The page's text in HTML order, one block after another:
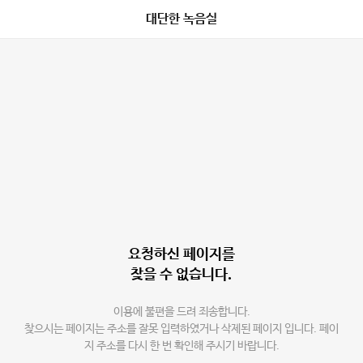
대단한 녹음실
요청하신 페이지를
찾을 수 없습니다.
이용에 불편을 드려 죄송합니다.
찾으시는 페이지는 주소를 잘못 입력하였거나 삭제된 페이지 입니다. 페이
지 주소를 다시 한 번 확인해 주시기 바랍니다.